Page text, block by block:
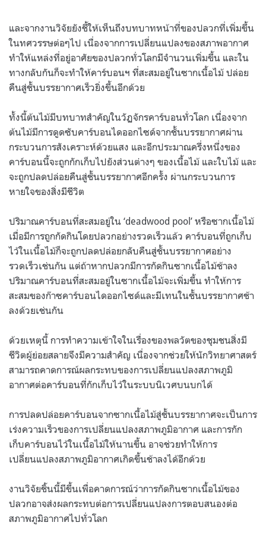
และจากงานวิจัยยังชี้ให้เห็นถึงบทบาทหน้าที่ของปลวกที่เพิ่มขึ้น
ในทศวรรษต่อๆไป เนื่องจากการเปลี่ยนแปลงของสภาพอากาศ
ทำให้แหล่งที่อยู่อาศัยของปลวกทั่วโลกมีจำนวนเพิ่มขึ้น และใน
ทางกลับกันก็จะทำให้คาร์บอนฯ ที่สะสมอยู่ในซากเนื้อไม้ ปล่อย
คืนสู่ชั้นบรรยากาศเร็วยิ่งขึ้นอีกด้วย
ทั้งนี้ต้นไม้มีบทบาทสำคัญในวัฏจักรคาร์บอนทั่วโลก เนื่องจาก
ต้นไม้มีการดูดซับคาร์บอนไดออกไซด์จากชั้นบรรยากาศผ่าน
กระบวนการสังเคราะห์ด้วยแสง และอีกประมาณครึ่งหนึ่งของ
คาร์บอนนี้จะถูกกักเก็บไปยังส่วนต่างๆ ของเนื้อไม้ และใบไม้ และ
จะถูกปลดปล่อยคืนสู่ชั้นบรรยากาศอีกครั้ง ผ่านกระบวนการ
หายใจของสิ่งมีชีวิต
ปริมาณคาร์บอนที่สะสมอยู่ใน ‘deadwood pool’ หรือซากเนื้อไม้
เมื่อมีการถูกกัดกินโดยปลวกอย่างรวดเร็วแล้ว คาร์บอนที่ถูกเก็บ
ไว้ในเนื้อไม้ก็จะถูกปลดปล่อยกลับคืนสู่ชั้นบรรยากาศอย่าง
รวดเร็วเช่นกัน แต่ถ้าหากปลวกมีการกัดกินซากเนื้อไม้ช้าลง
ปริมาณคาร์บอนที่สะสมอยู่ในซากเนื้อไม้จะเพิ่มขึ้น ทำให้การ
สะสมของก๊าซคาร์บอนไดออกไซด์และมีเทนในชั้นบรรยากาศช้า
ลงด้วยเช่นกัน
ด้วยเหตุนี้ การทำความเข้าใจในเรื่องของพลวัตของชุมชนสิ่งมี
ชีวิตผู้ย่อยสลายจึงมีความสำคัญ เนื่องจากช่วยให้นักวิทยาศาสตร์
สามารถคาดการณ์ผลกระทบของการเปลี่ยนแปลงสภาพภูมิ
อากาศต่อคาร์บอนที่กักเก็บไว้ในระบบนิเวศบนบกได้
การปลดปล่อยคาร์บอนจากซากเนื้อไม้สู่ชั้นบรรยากาศจะเป็นการ
เร่งความเร็วของการเปลี่ยนแปลงสภาพภูมิอากาศ และการกัก
เก็บคาร์บอนไว้ในเนื้อไม้ให้นานขึ้น อาจช่วยทำให้การ
เปลี่ยนแปลงสภาพภูมิอากาศเกิดขึ้นช้าลงได้อีกด้วย
งานวิจัยชิ้นนี้มีขึ้นเพื่อคาดการณ์ว่าการกัดกินซากเนื้อไม้ของ
ปลวกอาจส่งผลกระทบต่อการเปลี่ยนแปลงการตอบสนองต่อ
สภาพภูมิอากาศไปทั่วโลก